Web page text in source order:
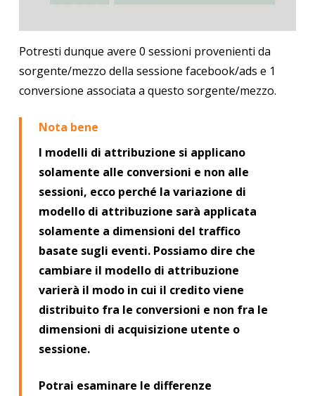
Potresti dunque avere 0 sessioni provenienti da
sorgente/mezzo della sessione facebook/ads e 1
conversione associata a questo sorgente/mezzo.
Nota bene
I modelli di attribuzione si applicano
solamente alle conversioni e non alle
sessioni, ecco perché la variazione di
modello di attribuzione sarà applicata
solamente a dimensioni del traffico
basate sugli eventi. Possiamo dire che
cambiare il modello di attribuzione
varierà il modo in cui il credito viene
distribuito fra le conversioni e non fra le
dimensioni di acquisizione utente o
sessione.
Potrai esaminare le differenze